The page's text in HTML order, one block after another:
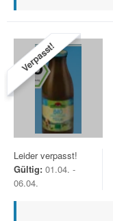
Verpasst!
Leider verpasst!
Gültig: 01.04. -
06.04.